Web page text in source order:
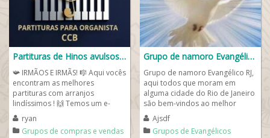
Partituras de Hinos avulsos para organista CCB
📯 IRMÃOS E IRMÃS! 🎼 Aqui vocês
encontram as melhores
partituras com arranjos
lindíssimos ! 🙌 Temos um e-
book digital em PDF , de alta...
ryan
Grupos de compras e vendas
Grupo de namoro Evangélico RJ
Grupo de namoro Evangélico RJ,
aqui todos que moram em
alguma cidade do Rio de Janeiro
são bem-vindos ao melhor
grupo online para cristãos
solteiros que...
Ajsdf
Grupos de Evangélicos